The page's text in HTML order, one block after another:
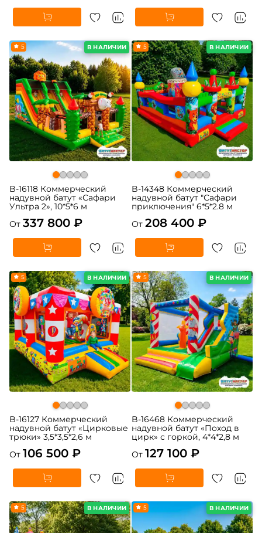
В НАЛИЧИИ
5
B-16118 Коммерческий
надувной батут «Сафари
Ультра 2», 10*5*6 м
От 337 800 ₽
В НАЛИЧИИ
5
B-14348 Коммерческий
надувной батут "Сафари
приключения" 6*5*2.8 м
От 208 400 ₽
В НАЛИЧИИ
5
B-16127 Коммерческий
надувной батут «Цирковые
трюки» 3,5*3,5*2,6 м
От 106 500 ₽
В НАЛИЧИИ
5
B-16468 Коммерческий
надувной батут «Поход в
цирк» с горкой, 4*4*2,8 м
От 127 100 ₽
В НАЛИЧИИ
5 В НАЛИЧИИ
5